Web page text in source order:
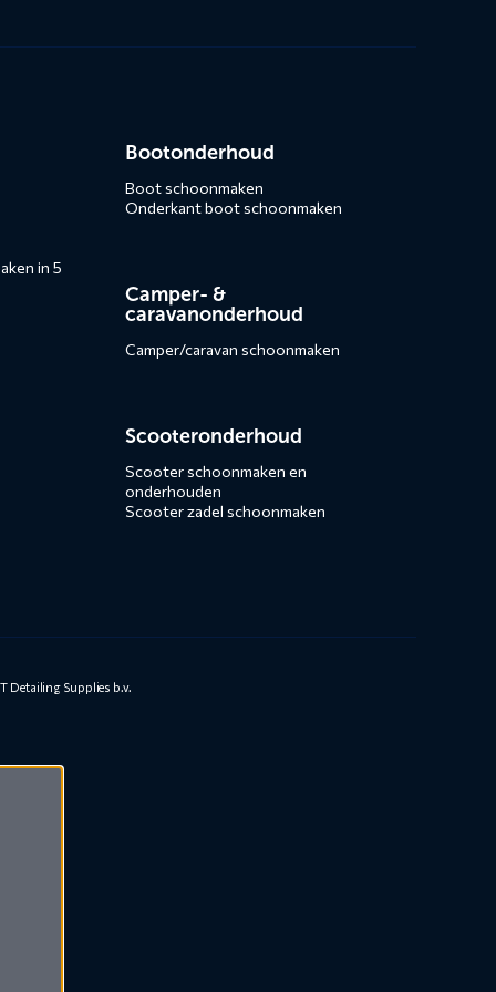
in 5
Bootonderhoud
Boot schoonmaken
Onderkant boot schoonmaken
Camper- &
caravanonderhoud
Camper/caravan schoonmaken
Scooteronderhoud
Scooter schoonmaken en
onderhouden
Scooter zadel schoonmaken
Detailing Supplies b.v.